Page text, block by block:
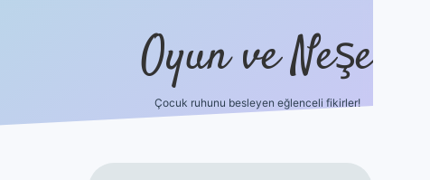
Oyun ve Neşe
Çocuk ruhunu besleyen eğlenceli fikirler!
betci ilbet yeni giriş